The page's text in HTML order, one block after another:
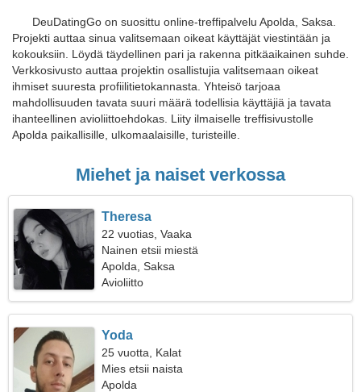
DeuDatingGo on suosittu online-treffipalvelu Apolda, Saksa.
Projekti auttaa sinua valitsemaan oikeat käyttäjät viestintään ja
kokouksiin. Löydä täydellinen pari ja rakenna pitkäaikainen suhde.
Verkkosivusto auttaa projektin osallistujia valitsemaan oikeat
ihmiset suuresta profiilitietokannasta. Yhteisö tarjoaa
mahdollisuuden tavata suuri määrä todellisia käyttäjiä ja tavata
ihanteellinen avioliittoehdokas. Liity ilmaiselle treffisivustolle
Apolda paikallisille, ulkomaalaisille, turisteille.
Miehet ja naiset verkossa
Theresa
22 vuotias, Vaaka
Nainen etsii miestä
Apolda, Saksa
Avioliitto
Yoda
25 vuotta, Kalat
Mies etsii naista
Apolda